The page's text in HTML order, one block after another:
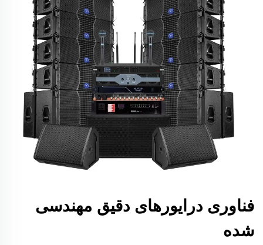
فناوری درایورهای دقیق مهندسی
شده